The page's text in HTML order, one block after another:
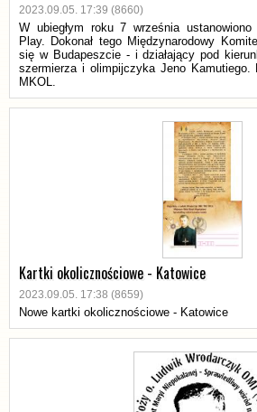
2023.09.05. 17:39 (8660)
W ubiegłym roku 7 września
Play. Dokonał tego Międzynarodowy
się w Budapeszcie - i działający pod
szermierza i olimpijczyka Jeno Kamutiego.
MKOL.
Kartki okolicznościowe - Katowice
2023.09.05. 17:38 (8659)
Nowe kartki okolicznościowe - Katowice